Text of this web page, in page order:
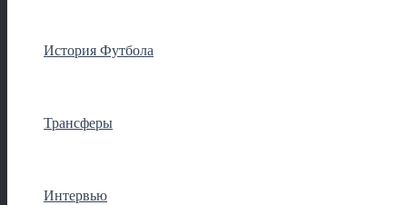
История Футбола
Трансферы
Интервью